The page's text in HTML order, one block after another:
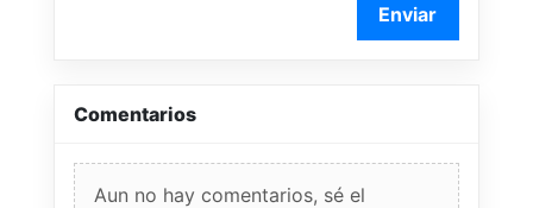
Enviar
Comentarios
Aun no hay comentarios, sé el